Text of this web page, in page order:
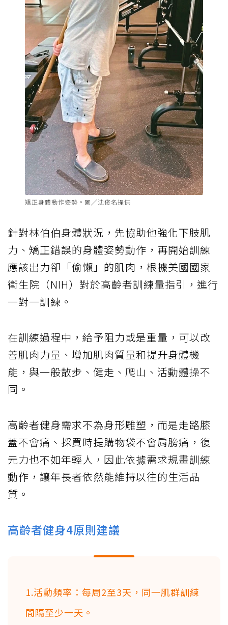
矯正身體動作姿勢。圖╱沈俊名提供
針對林伯伯身體狀況，先協助他強化下肢肌
力、矯正錯誤的身體姿勢動作，再開始訓練
應該出力卻「偷懶」的肌肉，根據美國國家
衛生院（NIH）對於高齡者訓練量指引，進行
一對一訓練。
在訓練過程中，給予阻力或是重量，可以改
善肌肉力量、增加肌肉質量和提升身體機
能，與一般散步、健走、爬山、活動體操不
同。
高齡者健身需求不為身形雕塑，而是走路膝
蓋不會痛、採買時提購物袋不會肩膀痛，復
元力也不如年輕人，因此依據需求規畫訓練
動作，讓年長者依然能維持以往的生活品
質。
高齡者健身4原則建議
1.活動頻率：每周2至3天，同一肌群訓練
間隔至少一天。